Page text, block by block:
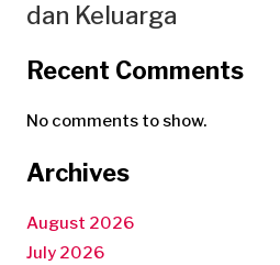
dan Keluarga
Recent Comments
No comments to show.
Archives
August 2026
July 2026